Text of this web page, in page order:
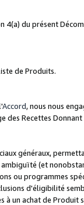
du présent
de Produits.
Accord, nous nous
des Recettes
généraux,
(et
ou programmes
d'éligibilité
un achat de